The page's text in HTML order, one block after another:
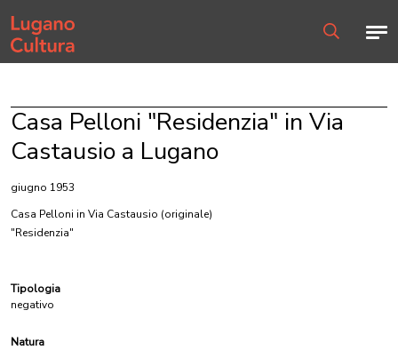
Home page
Casa Pelloni "Residenzia" in Via
Castausio a Lugano
giugno 1953
Casa Pelloni in Via Castausio (originale)
"Residenzia"
Tipologia
negativo
Natura